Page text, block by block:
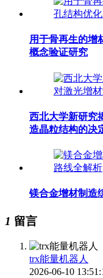
用于骨再生的增
概念验证研究
西北大学新研究
造晶粒结构的决
镁合金增材制造
1 留言
trx能量机器人
2026-06-10